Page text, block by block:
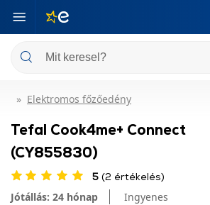
Elektromos főzőedény
Tefal Cook4me+ Connect
(CY855830)
5 (2 értékelés)
Jótállás: 24 hónap Ingyenes